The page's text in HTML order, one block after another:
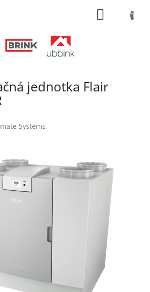
jednotka Flair
Systems